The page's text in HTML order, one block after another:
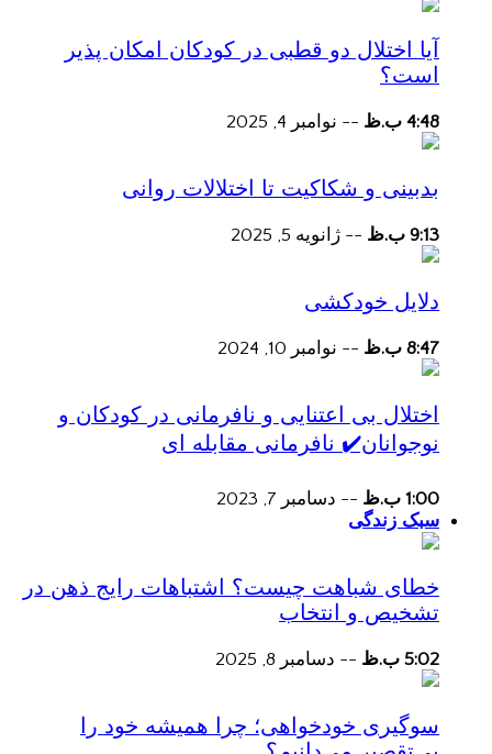
آیا اختلال دو قطبی در کودکان امکان پذیر
است؟
4:48 ب.ظ -- نوامبر 4, 2025
بدبینی و شکاکیت تا اختلالات روانی
9:13 ب.ظ -- ژانویه 5, 2025
دلایل خودکشی
8:47 ب.ظ -- نوامبر 10, 2024
اختلال بی اعتنایی و نافرمانی در کودکان و
نوجوانان✔️ نافرمانی مقابله ای
1:00 ب.ظ -- دسامبر 7, 2023
سبک زندگی
خطای شباهت چیست؟ اشتباهات رایج ذهن در
تشخیص و انتخاب
5:02 ب.ظ -- دسامبر 8, 2025
سوگیری خودخواهی؛ چرا همیشه خود را